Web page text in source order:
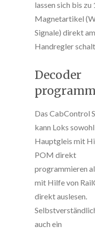
lassen sich bis zu
Magnetartikel
Signale) direkt am
Handregler
Decoder
Das CabControl
kann Loks
Hauptgleis mit
POM direkt
programmieren
mit Hilfe von
direkt auslesen.
auch ein